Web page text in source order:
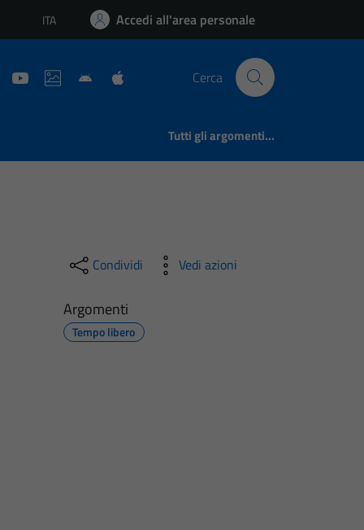
Lingua attiva:
ITA Accedi all'area personale
Cerca
Tutti gli argomenti...
Condividi Vedi azioni
Argomenti
Tempo libero